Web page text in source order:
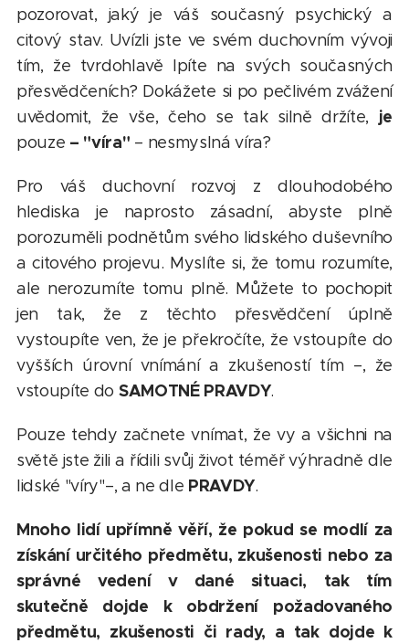
pozorovat, jaký je váš současný psychický a
citový stav. Uvízli jste ve svém duchovním vývoji
tím, že tvrdohlavě lpíte na svých současných
přesvědčeních? Dokážete si po pečlivém zvážení
uvědomit, že vše, čeho se tak silně držíte, je
pouze – "víra" – nesmyslná víra?
Pro váš duchovní rozvoj z dlouhodobého
hlediska je naprosto zásadní, abyste plně
porozuměli podnětům svého lidského duševního
a citového projevu. Myslíte si, že tomu rozumíte,
ale nerozumíte tomu plně. Můžete to pochopit
jen tak, že z těchto přesvědčení úplně
vystoupíte ven, že je překročíte, že vstoupíte do
vyšších úrovní vnímání a zkušeností tím –, že
vstoupíte do SAMOTNÉ PRAVDY.
Pouze tehdy začnete vnímat, že vy a všichni na
světě jste žili a řídili svůj život téměř výhradně dle
lidské "víry"–, a ne dle PRAVDY.
Mnoho lidí upřímně věří, že pokud se modlí za
získání určitého předmětu, zkušenosti nebo za
správné vedení v dané situaci, tak tím
skutečně dojde k obdržení požadovaného
předmětu, zkušenosti či rady, a tak dojde k